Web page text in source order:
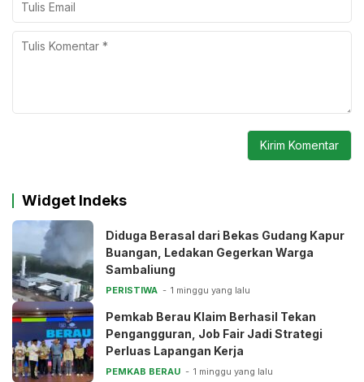
Widget Indeks
Diduga Berasal dari Bekas Gudang Kapur
Buangan, Ledakan Gegerkan Warga
Sambaliung
PERISTIWA 1 minggu yang lalu
Pemkab Berau Klaim Berhasil Tekan
Pengangguran, Job Fair Jadi Strategi
Perluas Lapangan Kerja
PEMKAB BERAU 1 minggu yang lalu